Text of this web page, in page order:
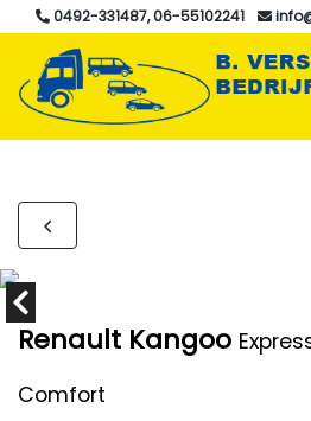
0492-331487, 06-55102241
Renault Kangoo
Comfort